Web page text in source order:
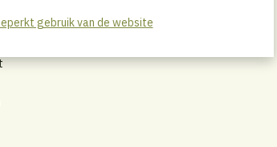
vinden;gebruik van de website